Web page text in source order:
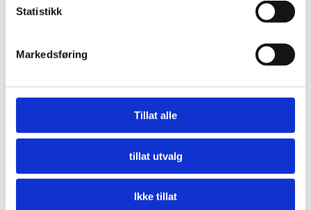
Statistikk
Markedsføring
Tillat alle
tillat utvalg
Ikke tillat
22. OKTOBER 2025
Les mer